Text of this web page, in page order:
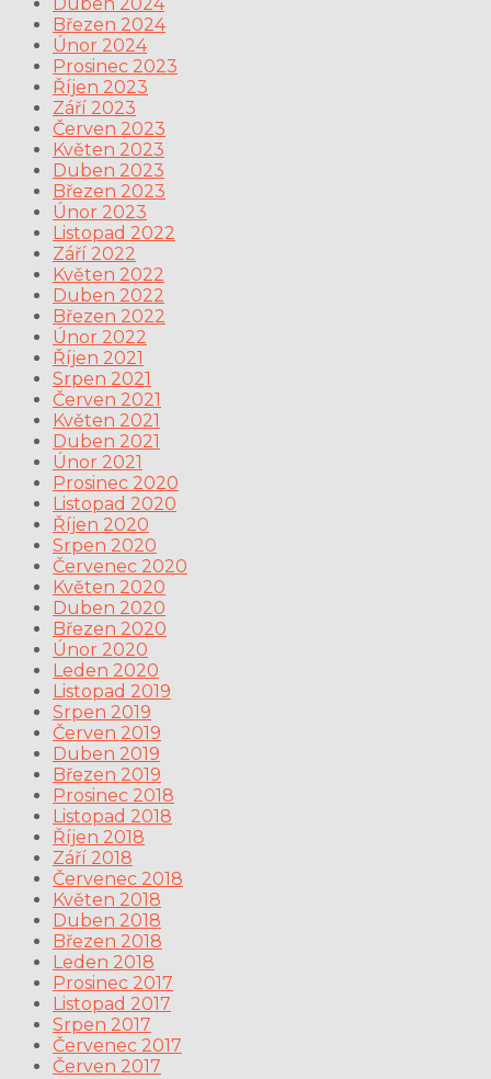
Březen 2024
Únor 2024
Prosinec 2023
Říjen 2023
Září 2023
Červen 2023
Květen 2023
Duben 2023
Březen 2023
Únor 2023
Listopad 2022
Září 2022
Květen 2022
Duben 2022
Březen 2022
Únor 2022
Říjen 2021
Srpen 2021
Červen 2021
Květen 2021
Duben 2021
Únor 2021
Prosinec 2020
Listopad 2020
Říjen 2020
Srpen 2020
Červenec 2020
Květen 2020
Duben 2020
Březen 2020
Únor 2020
Leden 2020
Listopad 2019
Srpen 2019
Červen 2019
Duben 2019
Březen 2019
Prosinec 2018
Listopad 2018
Říjen 2018
Září 2018
Červenec 2018
Květen 2018
Duben 2018
Březen 2018
Leden 2018
Prosinec 2017
Listopad 2017
Srpen 2017
Červenec 2017
Červen 2017